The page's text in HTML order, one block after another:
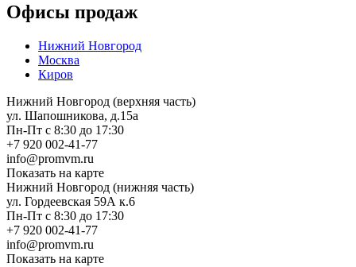
Офисы продаж
Нижний Новгород
Москва
Киров
Нижний Новгород (верхняя часть)
ул. Шапошникова, д.15а
Пн-Пт с 8:30 до 17:30
+7 920 002-41-77
info@promvm.ru
Показать на карте
Нижний Новгород (нижняя часть)
ул. Гордеевская 59А к.6
Пн-Пт с 8:30 до 17:30
+7 920 002-41-77
info@promvm.ru
Показать на карте